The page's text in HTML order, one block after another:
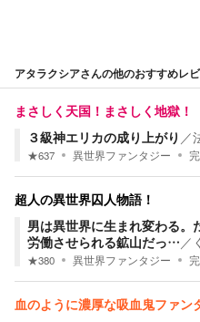
アタラクシアさんの他のおすすめレ
まさしく天国！まさしく地獄！
３級神エリカの成り上がり ／
★637 異世界ファンタジー
超人の異世界囚人物語！
男は異世界に生まれ変わる
労働させられる鉱山だっ… ／
★380 異世界ファンタジー
血のように濃厚な吸血鬼ファン